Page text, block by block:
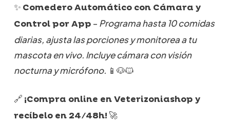
✨ Comedero Automático con Cámara y
Control por App – Programa hasta 10 comidas
diarias, ajusta las porciones y monitorea a tu
mascota en vivo. Incluye cámara con visión
nocturna y micrófono. 📱🐶🐱
🔗 ¡Compra online en Veterizoniashop y
recíbelo en 24/48h! 🚀